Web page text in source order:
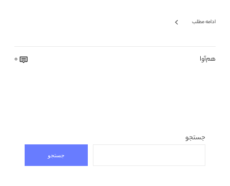
ادامه مطلب
هم‌آوا 0
جستجو
جستجو